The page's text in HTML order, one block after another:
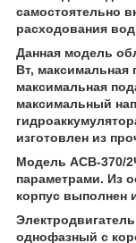
самостоятельно
расходования
Данная модель
Вт, максимальная
максимальная
максимальный
изготовлен из
Модель АСВ-370/
параметрами. Из
корпус выполнен
однофазный с